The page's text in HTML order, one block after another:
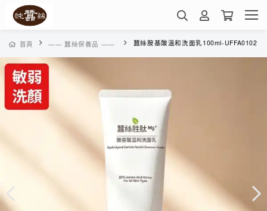
首頁 —— 蠶絲保養品 —— 蠶絲胺基酸溫和洗面乳100ml-UFFA0102